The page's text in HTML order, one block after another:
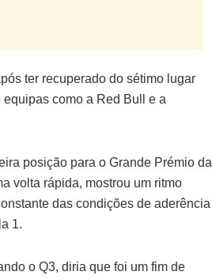
ter recuperado do sétimo lugar
como a Red Bull e a
posição para o Grande Prémio da
volta rápida, mostrou um ritmo
das condições de aderência
1.
o Q3, diria que foi um fim de